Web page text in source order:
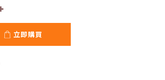
立即購買